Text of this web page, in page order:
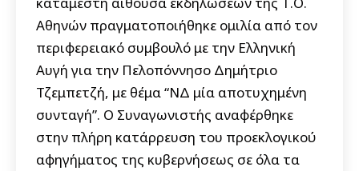
Αθηνών πραγματοποιήθηκε ομιλία από τον
περιφερειακό συμβουλό με την Ελληνική
Αυγή για την Πελοπόννησο Δημήτριο
Τζεμπετζή, με θέμα “ΝΔ μία αποτυχημένη
συνταγή”. Ο Συναγωνιστής αναφέρθηκε
στην πλήρη κατάρρευση του προεκλογικού
αφηγήματος της κυβερνήσεως σε όλα τα